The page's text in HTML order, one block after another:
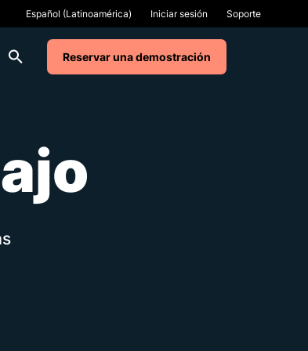
Iniciar sesión Soporte
Reservar una demostración